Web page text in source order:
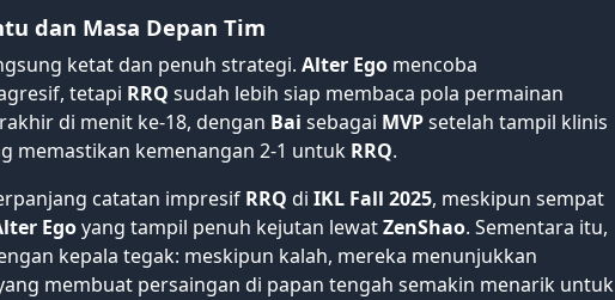
dan Masa Depan Tim
ketat dan penuh strategi. Alter Ego mencoba
tetapi RRQ sudah lebih siap membaca pola permainan
di menit ke-18, dengan Bai sebagai MVPsetelah tampil klinis
memastikan kemenangan 2-1 untuk RRQ.
catatan impresif RRQ di IKL Fall 2025, meskipun sempat
Egoyang tampil penuh kejutan lewatZenShao. Sementara itu,
kepala tegak: meskipun kalah, mereka menunjukkan
membuat persaingan di papan tengah semakin menarik untuk